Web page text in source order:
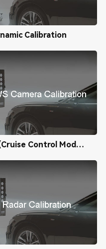
Calibration
2015 Ford Focus CCM#1(Cruise Control Module) Calibration